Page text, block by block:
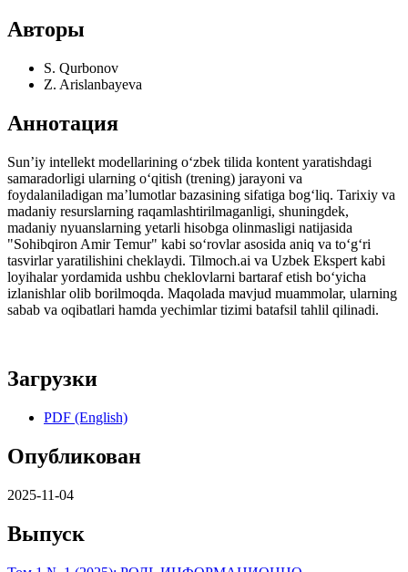
Авторы
S. Qurbonov
Z. Arislanbayeva
Аннотация
Sun’iy intellekt modellarining о‘zbek tilida kontent yaratishdagi
samaradorligi ularning о‘qitish (trening) jarayoni va
foydalaniladigan ma’lumotlar bazasining sifatiga bog‘liq. Tarixiy va
madaniy resurslarning raqamlashtirilmaganligi, shuningdek,
madaniy nyuanslarning yetarli hisobga olinmasligi natijasida
"Sohibqiron Amir Temur" kabi sо‘rovlar asosida aniq va tо‘g‘ri
tasvirlar yaratilishini cheklaydi. Tilmoch.ai va Uzbek Ekspert kabi
loyihalar yordamida ushbu cheklovlarni bartaraf etish bо‘yicha
izlanishlar olib borilmoqda. Maqolada mavjud muammolar, ularning
sabab va oqibatlari hamda yechimlar tizimi batafsil tahlil qilinadi.
Загрузки
PDF (English)
Опубликован
2025-11-04
Выпуск